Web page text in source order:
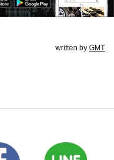
written by GMT